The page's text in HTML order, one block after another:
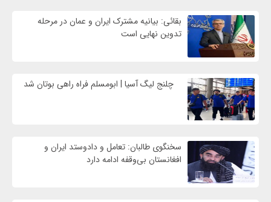
بقائی: بیانیه مشترک ایران و عمان در مرحله
تدوین نهایی است
چلنج لیگ آسیا | ابومسلم فراه راهی بوتان شد
سخنگوی طالبان: تعامل و دادوستد ایران و
افغانستان بی‌وقفه ادامه دارد